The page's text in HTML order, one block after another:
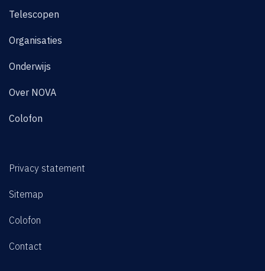
Telescopen
Organisaties
Onderwijs
Over NOVA
Colofon
Privacy statement
Sitemap
Colofon
Contact